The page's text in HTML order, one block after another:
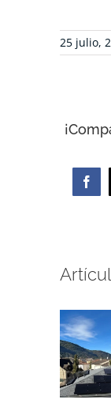
25 julio,